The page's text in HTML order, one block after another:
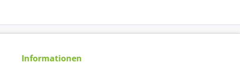
Informationen